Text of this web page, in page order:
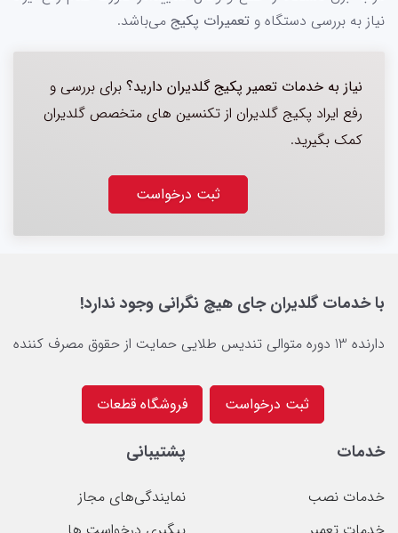
نیاز به بررسی دستگاه و تعمیرات پکیج می‌باشد.
نیاز به خدمات تعمیر پکیج گلدیران دارید؟ برای بررسی و
رفع ایراد پکیج گلدیران از تکنسین های متخصص گلدیران
کمک بگیرید.
ثبت درخواست
با خدمات گلدیران جای هیچ نگرانی وجود ندارد!
دارنده 13 دوره متوالی تندیس طلایی حمایت از حقوق مصرف کننده
ثبت درخواست فروشگاه قطعات
خدمات
خدمات نصب
پشتیبانی
نمایندگی‌های مجاز